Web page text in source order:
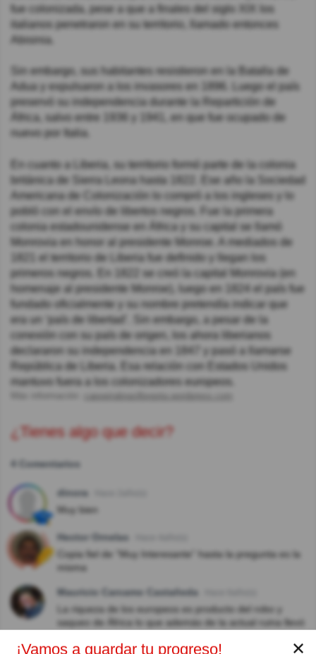
fue colonizada, pese a que a finales del siglo XIX los
italianos penetraron en su territorio, llamado entonces
Abisinia.
Sin embargo, sus habitantes resistieron en la Batalla de
Adua y expulsaron a los invasores en 1896. Luego el país
preservó su independencia durante la Repartición de
África, salvo entre 1936 y 1941, en que fue ocupado de
nuevo por Italia.
En cuanto a Liberia, su territorio formó parte de la colonia
británica de Sierra Leona hasta 1822. Ese año la Sociedad
Americana de Colonización lo compró a los ingleses y lo
pobló con el envío de libertos negros. Fue la primera
colonia estadounidense en África y su capital se llamó
Monrovia en honor al presidente Monroe. A mediados de
1821 el territorio de Liberia fue definido y llegan los
primeros negros. En 1822 se creó la capital Monrovia (en
homenaje al presidente Monroe), luego en 1824 el país fue
fundado oficialmente y su nombre pretendía indicar que
era un ‘país de libertad’. Sin embargo, a pesar de la
conexión con su país de origen, los ahora liberianos
declararon su independencia en 1847 y pasó a llamarse
República de Liberia. Esa relación con Estados Unidos
mantuvo fuera a los colonizadores europeos.
capoeirabrasilbogota.wordpress.com
¿Tienes algo que decir?
4 Comentarios
dinora
Muy bien
Hector Ornelas
Copia fiel de “Muy Interesante” hasta la pregunta es la
misma
Mauricio Carcamo Castañeda
La riqueza de los europeos es producto del robo y
saqueo de África lo que además de la actual ruina llevó
✕
¡Vamos a guardar tu progreso!